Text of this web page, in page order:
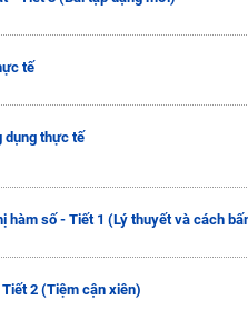
tế
dụng thực tế
hàm số - Tiết 1 (Lý thuyết và cách
2 (Tiệm cận xiên)